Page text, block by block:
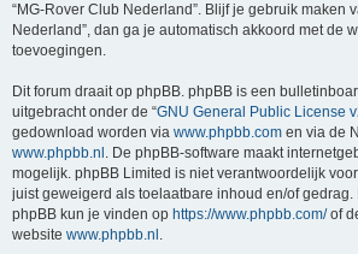
“MG-Rover Club Nederland”. Blijf je gebruik maken
Nederland”, dan ga je automatisch akkoord met de
toevoegingen.
Dit forum draait op phpBB. phpBB is een
uitgebracht onder de “GNU General Public License
gedownload worden via www.phpbb.com en via de
www.phpbb.nl . De phpBB-software maakt
mogelijk. phpBB Limited is niet verantwoordelijk
juist geweigerd als toelaatbare inhoud en/of gedrag.
phpBB kun je vinden op https://www.phpbb.com/of
website www.phpbb.nl .